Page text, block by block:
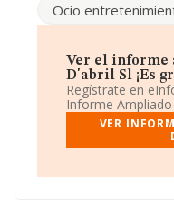
la información
un número de
Respecto a la
de facturación, en los
facilita la siguiente
clasificación del
puestos más abajo y
anterior estaba en
Plaza de Toros S.Ly
Ocio
Ver el informe
D'abril Sl ¡Es
Regístrate en
Informe
VER